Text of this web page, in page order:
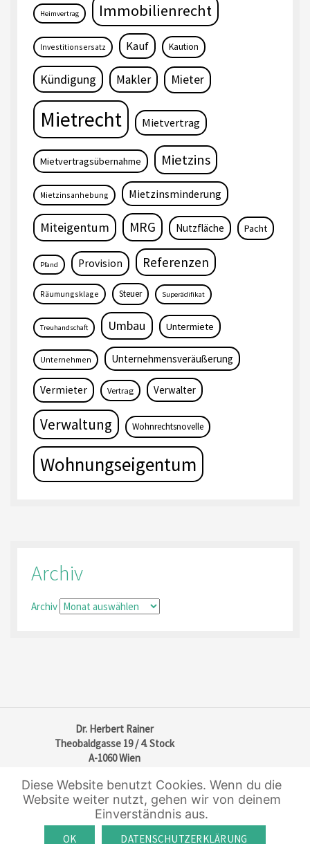
Heimvertrag Immobilienrecht
Investitionsersatz Kauf Kaution
Kündigung Makler Mieter
Mietrecht Mietvertrag
Mietvertragsübernahme Mietzins
Mietzinsanhebung Mietzinsminderung
Miteigentum MRG Nutzfläche Pacht
Pfand Provision Referenzen
Räumungsklage Steuer Superädifikat
Treuhandschaft Umbau Untermiete
Unternehmen Unternehmensveräußerung
Vermieter Vertrag Verwalter
Verwaltung Wohnrechtsnovelle
Wohnungseigentum
Archiv
Archiv
Dr. Herbert Rainer
Theobaldgasse 19 / 4. Stock
A-1060 Wien
Fax: +43 (1)513 47 67
Mail: office@real-law.at
Impressum
Diese Website benutzt Cookies. Wenn du die
Website weiter nutzt, gehen wir von deinem
Einverständnis aus.
OK DATENSCHUTZERKLÄRUNG